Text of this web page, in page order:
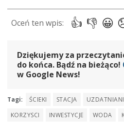
Dziękujemy za
do końca. Bądź na bieżąco!
w Google News!
Tagi: ŚCIEKI STACJA
KORZYSCI
INWESTYCJE WODA